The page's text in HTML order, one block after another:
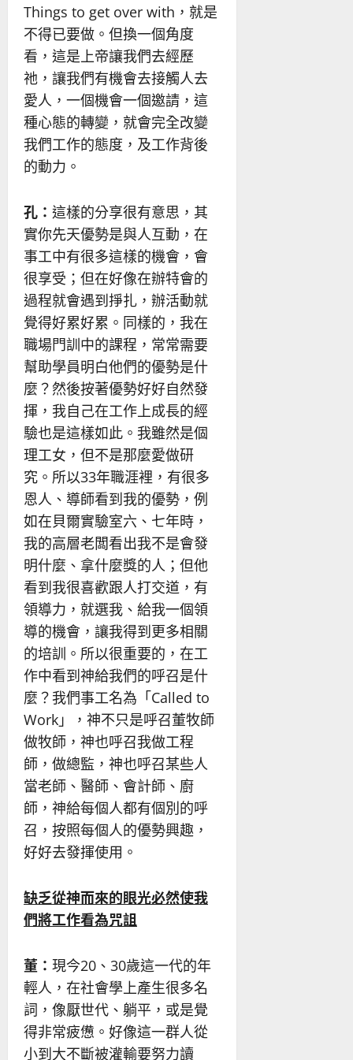
Things to get over with，就是
不得已要做。但換一個角度
看，這是上帝讓我們去經歷
祂，讓我們有機會去接觸人去
愛人，一個機會一個邀請，這
種心態的轉變，就會完全改變
我們工作的態度，及工作背後
的動力。
孔： 這樣的分享很有意思，其
實你先天優勢是與人互動，在
事工中有很多這樣的機會，會
很享受；但在好像在辦特會的
過程就會遇到掙扎，辦活動就
覺得好累好累。同樣的，我在
職場門訓中的課程，常常需要
幫助學員明白他們的優勢是什
麼？然後按著優勢好好自然發
揮，我自己在工作上成長的經
驗也是這樣如此。我雖然是個
理工女，但不是那麼愛做研
究。所以33年職涯裡，有很多
恩人、導師看到我的優勢，例
如在貝爾實驗室六、七年時，
我的高層老闆看出我不是會發
明什麼、拿什麼獎的人；但他
看到我很喜歡跟人打交道，有
領導力，就選我、給我一個領
導的機會，讓我得到更多相關
的培訓。所以很重要的，在工
作中看到神給我們的呼召是什
麼？我們事工名為「Called to
Work」，神不只是呼召董牧師
做牧師，神也呼召我做工程
師，做總監，神也呼召某些人
當老師、醫師、會計師、廚
師，神給每個人都有個別的呼
召，按照每個人的優勢興趣，
好好去發揮使用。
缺乏從神而來的眼光必然使我
們將工作看為咒詛
董： 現今20、30歲這一代的年
輕人，在社會學上產生很多名
詞，像厭世代、躺平，或是覺
得非常疲憊。好像這一群人從
小到大不斷被灌輸要努力讀